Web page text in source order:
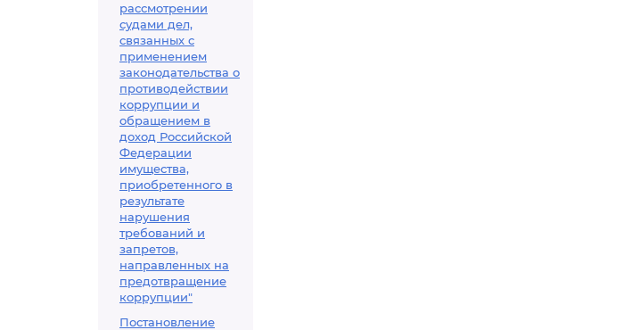
рассмотрении
судами дел,
связанных с
применением
законодательства о
противодействии
коррупции и
обращением в
доход Российской
Федерации
имущества,
приобретенного в
результате
нарушения
требований и
запретов,
направленных на
предотвращение
коррупции"
Постановление